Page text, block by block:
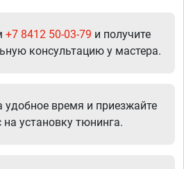
+7 8412 50-03-79 и получите
консультацию у мастера.
удобное время и приезжайте
установку тюнинга.